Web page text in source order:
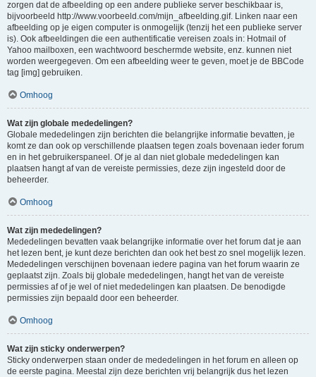
zorgen dat de afbeelding op een andere publieke server beschikbaar is,
bijvoorbeeld http://www.voorbeeld.com/mijn_afbeelding.gif. Linken naar een
afbeelding op je eigen computer is onmogelijk (tenzij het een publieke server
is). Ook afbeeldingen die een authentificatie vereisen zoals in: Hotmail of
Yahoo mailboxen, een wachtwoord beschermde website, enz. kunnen niet
worden weergegeven. Om een afbeelding weer te geven, moet je de BBCode
tag [img] gebruiken.
Omhoog
Wat zijn globale mededelingen?
Globale mededelingen zijn berichten die belangrijke informatie bevatten, je
komt ze dan ook op verschillende plaatsen tegen zoals bovenaan ieder forum
en in het gebruikerspaneel. Of je al dan niet globale mededelingen kan
plaatsen hangt af van de vereiste permissies, deze zijn ingesteld door de
beheerder.
Omhoog
Wat zijn mededelingen?
Mededelingen bevatten vaak belangrijke informatie over het forum dat je aan
het lezen bent, je kunt deze berichten dan ook het best zo snel mogelijk lezen.
Mededelingen verschijnen bovenaan iedere pagina van het forum waarin ze
geplaatst zijn. Zoals bij globale mededelingen, hangt het van de vereiste
permissies af of je wel of niet mededelingen kan plaatsen. De benodigde
permissies zijn bepaald door een beheerder.
Omhoog
Wat zijn sticky onderwerpen?
Sticky onderwerpen staan onder de mededelingen in het forum en alleen op
de eerste pagina. Meestal zijn deze berichten vrij belangrijk dus het lezen